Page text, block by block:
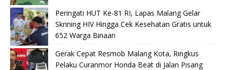
Peringati HUT Ke-81 RI, Lapas Malang Gelar
Skrining HIV Hingga Cek Kesehatan Gratis untuk
652 Warga Binaan
Gerak Cepat Resmob Malang Kota, Ringkus
Pelaku Curanmor Honda Beat di Jalan Pisang